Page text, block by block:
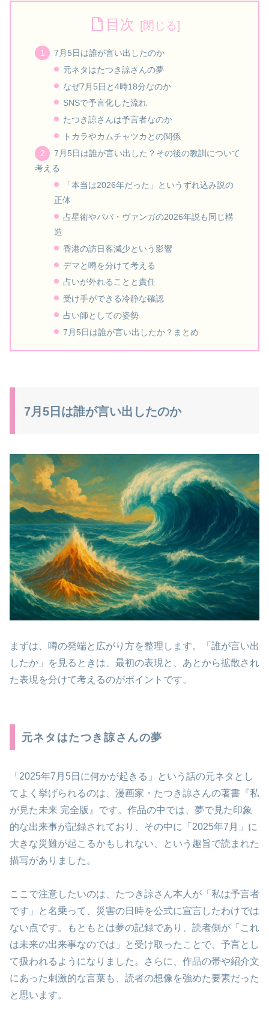
目次
7月5日は誰が言い出したのか
元ネタはたつき諒さんの夢
なぜ7月5日と4時18分なのか
SNSで予言化した流れ
たつき諒さんは予言者なのか
トカラやカムチャツカとの関係
7月5日は誰が言い出した？その後の教訓について
考える
「本当は2026年だった」というずれ込み説の
正体
占星術やババ・ヴァンガの2026年説も同じ構
造
香港の訪日客減少という影響
デマと噂を分けて考える
占いが外れることと責任
受け手ができる冷静な確認
占い師としての姿勢
7月5日は誰が言い出したか？まとめ
7月5日は誰が言い出したのか
まずは、噂の発端と広がり方を整理します。「誰が言い出
したか」を見るときは、最初の表現と、あとから拡散され
た表現を分けて考えるのがポイントです。
元ネタはたつき諒さんの夢
「2025年7月5日に何かが起きる」という話の元ネタとし
てよく挙げられるのは、漫画家・たつき諒さんの著書『私
が見た未来 完全版』です。作品の中では、夢で見た印象
的な出来事が記録されており、その中に「2025年7月」に
大きな災難が起こるかもしれない、という趣旨で読まれた
描写がありました。
ここで注意したいのは、たつき諒さん本人が「私は予言者
です」と名乗って、災害の日時を公式に宣言したわけでは
ない点です。もともとは夢の記録であり、読者側が「これ
は未来の出来事なのでは」と受け取ったことで、予言とし
て扱われるようになりました。さらに、作品の帯や紹介文
にあった刺激的な言葉も、読者の想像を強めた要素だった
と思います。